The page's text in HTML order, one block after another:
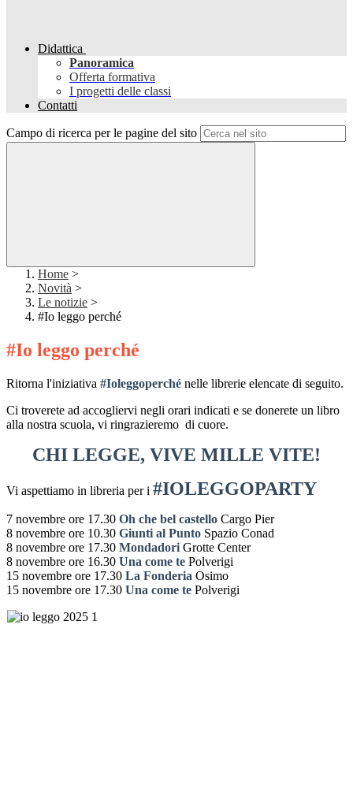
Didattica
Panoramica
Offerta formativa
I progetti delle classi
Contatti
Campo di ricerca per le pagine del sito
Home >
Novità >
Le notizie >
#Io leggo perché
#Io leggo perché
Ritorna l'iniziativa #Ioleggoperché nelle librerie elencate di seguito.
Ci troverete ad accogliervi negli orari indicati e se donerete un libro
alla nostra scuola, vi ringrazieremo di cuore.
CHI LEGGE, VIVE MILLE VITE!
Vi aspettiamo in libreria per i #IOLEGGOPARTY
7 novembre ore 17.30 Oh che bel castello Cargo Pier
8 novembre ore 10.30 Giunti al Punto Spazio Conad
8 novembre ore 17.30 Mondadori Grotte Center
8 novembre ore 16.30 Una come te Polverigi
15 novembre ore 17.30 La Fonderia Osimo
15 novembre ore 17.30 Una come te Polverigi